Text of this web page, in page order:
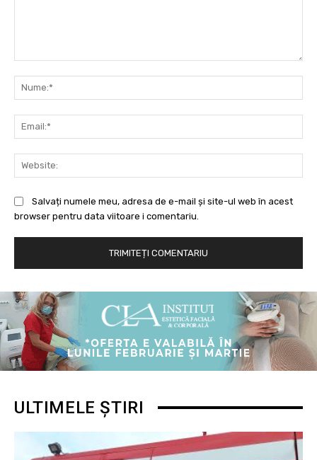
Salvați numele meu, adresa de e-mail și site-ul web în acest
browser pentru data viitoare i comentariu.
ULTIMELE ȘTIRI